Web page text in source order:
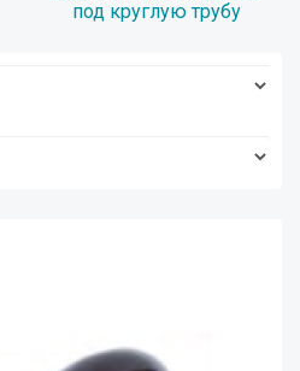
под круглую трубу